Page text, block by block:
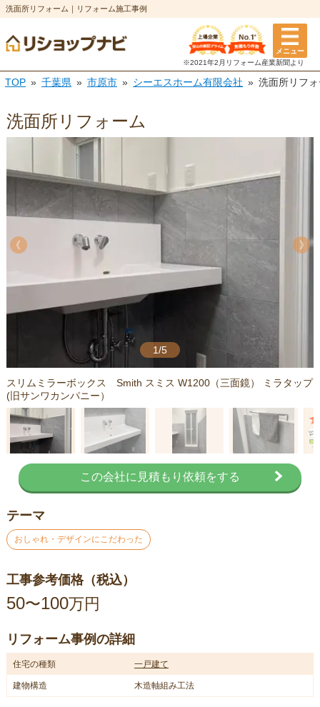
洗面所リフォーム｜リフォーム施工事例
メニュー
※2021年2月リフォーム産業新聞より
TOP 千葉県 市原市 シーエスホーム有限会社 洗面所リフ
洗面所リフォーム
1/5
《
《
スリムミラーボックス Smith スミス W1200（三面鏡） ミラタップ
(旧サンワカンパニー）
この会社に見積もり依頼をする
テーマ
おしゃれ・デザインにこだわった
工事参考価格（税込）
50〜100万円
リフォーム事例の詳細
住宅の種類 一戸建て
建物構造 木造軸組み工法